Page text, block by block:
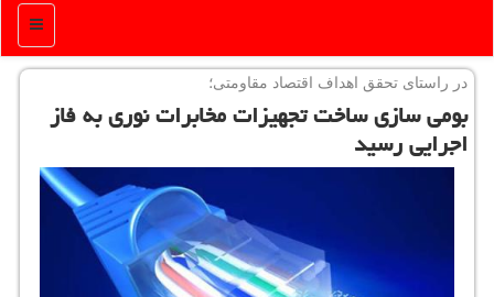
منو
در راستای تحقق اهداف اقتصاد مقاومتی؛
بومی سازی ساخت تجهیزات مخابرات نوری به فاز
اجرایی رسید